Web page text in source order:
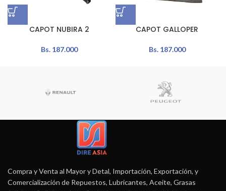
CAPOT NUBIRA 2
Bs.187.000
CAPOT GALLOPER
Bs.187.000
Compra y Venta al Mayor y Detal, Importación, Exportación, y
Comercialización de Repuestos, Lubricantes, Aceite, Grasas